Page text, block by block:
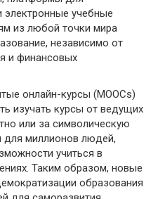
электронные учебные
из любой точки мира
независимо от
и финансовых
онлайн-курсы (MOOCs)
изучать курсы от ведущих
или за символическую
для миллионов людей,
учиться в
Таким образом, новые
образования